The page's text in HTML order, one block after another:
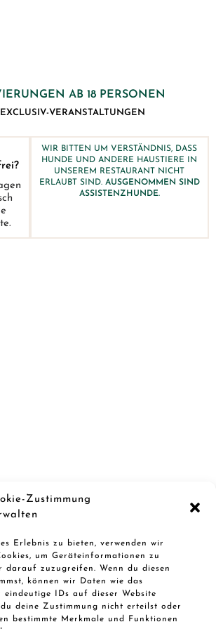
Zustimmung
Erlebnis zu bieten, verwenden wir
um Geräteinformationen zu
darauf zuzugreifen. Wenn du diesen
können wir Daten wie das
IDs auf dieser Website
deine Zustimmung nicht erteilst oder
bestimmte Merkmale und Funktionen
AB 18 PERSONEN
VERANSTALTUNGEN
WIR BITTEN UM VERSTÄNDNIS, DASS
HUNDE UND ANDERE HAUSTIERE IN
UNSEREM RESTAURANT NICHT
ERLAUBT SIND. AUSGENOMMEN SIND
ASSISTENZHUNDE.